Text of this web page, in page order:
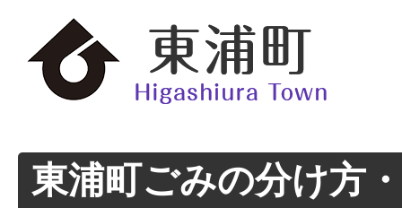
東浦町ごみの分け方